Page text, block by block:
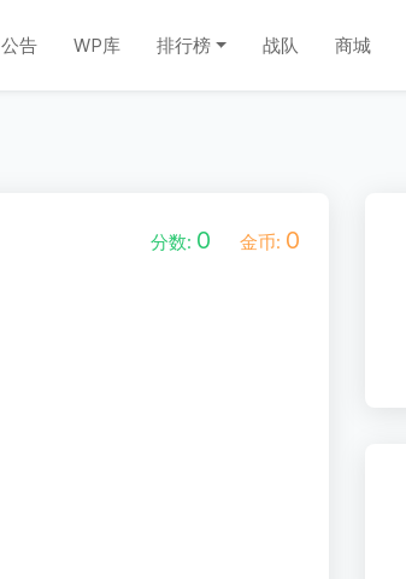
公告 WP库 排行榜 战队 商城
分数: 0 金币: 0